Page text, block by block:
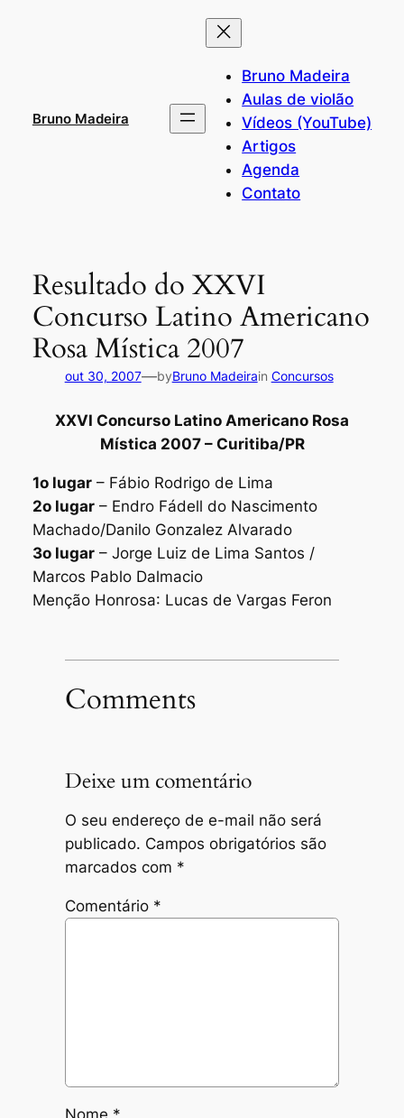
Bruno Madeira
Bruno Madeira
Aulas de violão
Vídeos (YouTube)
Artigos
Agenda
Contato
Resultado do XXVI
Concurso Latino Americano
Rosa Mística 2007
out 30, 2007—byBruno Madeirain Concursos
XXVI Concurso Latino Americano Rosa
Mística 2007 – Curitiba/PR
1o lugar– Fábio Rodrigo de Lima
2o lugar– Endro Fádell do Nascimento
Machado/Danilo Gonzalez Alvarado
3o lugar– Jorge Luiz de Lima Santos /
Marcos Pablo Dalmacio
Menção Honrosa: Lucas de Vargas Feron
Comments
Deixe um comentário
O seu endereço de e-mail não será
publicado. Campos obrigatórios são
marcados com *
Comentário *